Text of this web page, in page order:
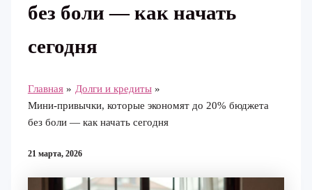
без боли — как начать
сегодня
Главная
Долги и кредиты
Мини-привычки, которые экономят до 20% бюджета
без боли — как начать сегодня
21 марта, 2026